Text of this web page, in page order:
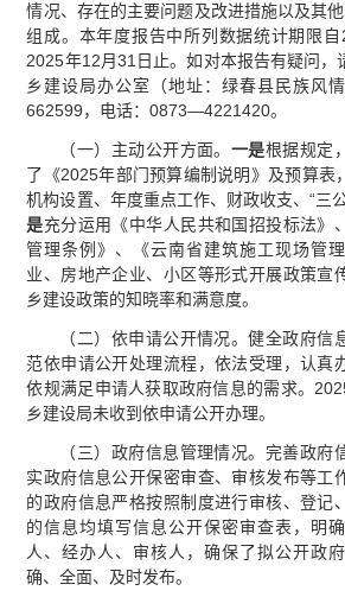
情况、存在的主要问题及改进措施以及其
组成。本年度报告中所列数据统计期限
2025年12月31日止。如对本报告有疑问，
乡建设局办公室（地址：绿春县民族风
662599，电话：0873—4221420。
（一）主动公开方面。 一是根据规定
了《2025年部门预算编制说明》及预算表
机构设置、年度重点工作、财政收支、“三
是充分运用《中华人民共和国招投标法》
管理条例》、《云南省建筑施工现场管
业、房地产企业、小区等形式开展政策宣
乡建设政策的知晓率和满意度。
（二）依申请公开情况。健全政府信
范依申请公开处理流程，依法受理，认真
依规满足申请人获取政府信息的需求。
乡建设局未收到依申请公开办理。
（三）政府信息管理情况。完善政府
实政府信息公开保密审查、审核发布等工
的政府信息严格按照制度进行审核、登记
的信息均填写信息公开保密审查表，明
人、经办人、审核人，确保了拟公开政
确、全面、及时发布。